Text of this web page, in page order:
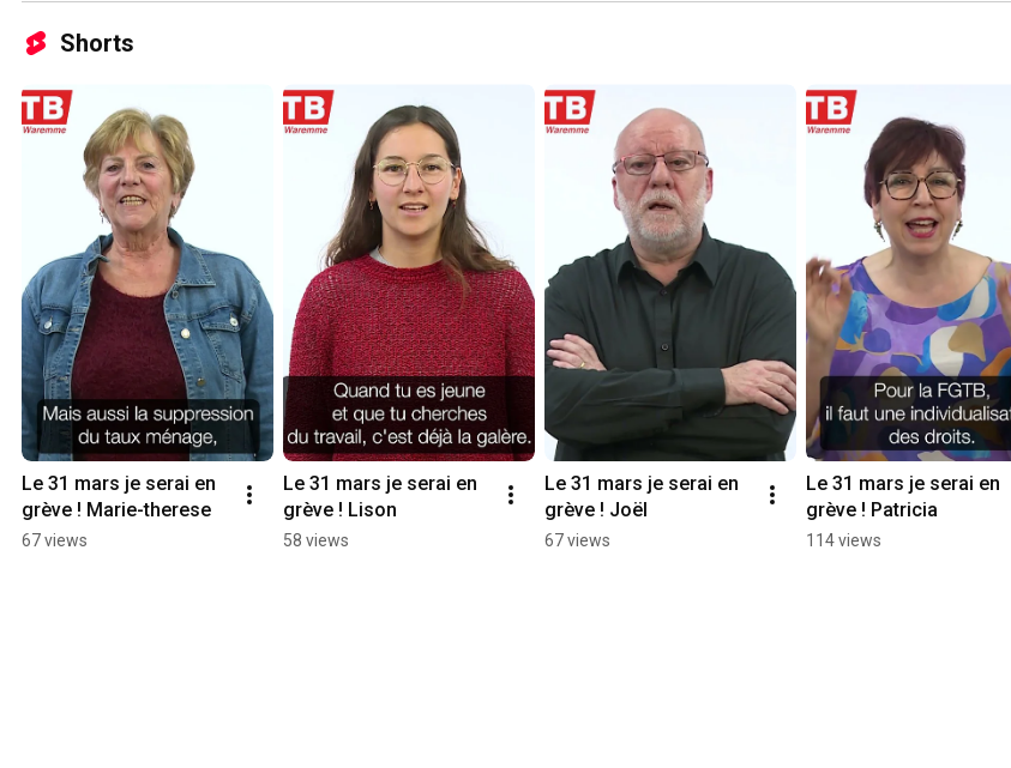
Shorts
Le 31 mars je serai en
grève ! Marie-therese
67 views
Le 31 mars je serai en
grève ! Lison
58 views
Le 31 mars je serai en
grève ! Joël
67 views
Le 31 mars je serai en
grève ! Patricia
114 views